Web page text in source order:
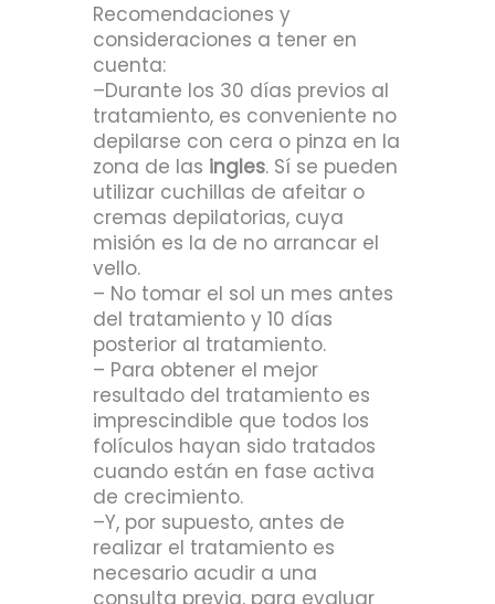
Recomendaciones y
consideraciones a tener en
cuenta:
–Durante los 30 días previos al
tratamiento, es conveniente no
depilarse con cera o pinza en la
zona de las ingles. Sí se pueden
utilizar cuchillas de afeitar o
cremas depilatorias, cuya
misión es la de no arrancar el
vello.
– No tomar el sol un mes antes
del tratamiento y 10 días
posterior al tratamiento.
– Para obtener el mejor
resultado del tratamiento es
imprescindible que todos los
folículos hayan sido tratados
cuando están en fase activa
de crecimiento.
–Y, por supuesto, antes de
realizar el tratamiento es
necesario acudir a una
consulta previa, para evaluar